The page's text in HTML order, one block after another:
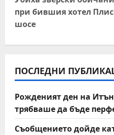
n
a
v
i
g
a
при бившия хотел
шосе
ПОСЛЕДНИ
Рожденият ден на
трябваше да бъде
Съобщението дойде